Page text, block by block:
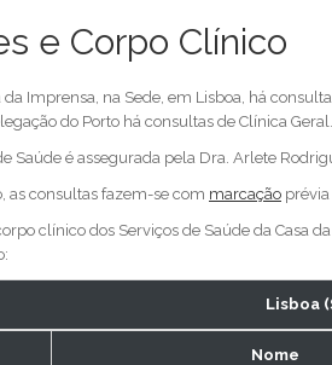
e Corpo Clínico
da Imprensa, na Sede, em Lisboa, há
do Porto há consultas de Clínica Geral.
Saúde é assegurada pela Dra. Arlete
as consultas fazem-se com marcação
clínico dos Serviços de Saúde da Casa
Lisboa
Nome